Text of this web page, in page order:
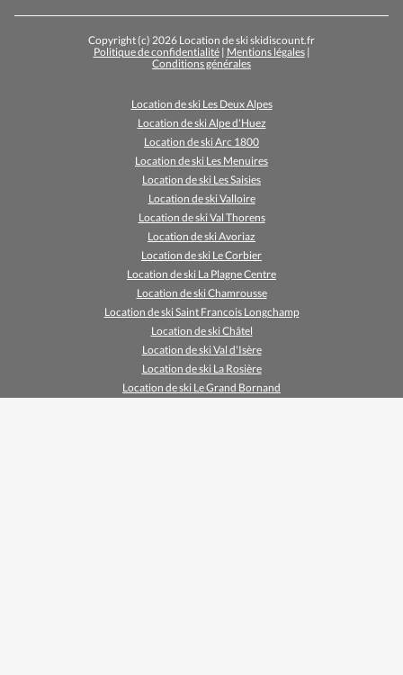
Copyright (c) 2026 Location de ski skidiscount.fr
Politique de confidentialité| Mentions légales|
Conditions générales
Location de ski Les Deux Alpes
Location de ski Alpe d'Huez
Location de ski Arc 1800
Location de ski Les Menuires
Location de ski Les Saisies
Location de ski Valloire
Location de ski Val Thorens
Location de ski Avoriaz
Location de ski Le Corbier
Location de ski La Plagne Centre
Location de ski Chamrousse
Location de ski Saint Francois Longchamp
Location de ski Châtel
Location de ski Val d'Isère
Location de ski La Rosière
Location de ski Le Grand Bornand